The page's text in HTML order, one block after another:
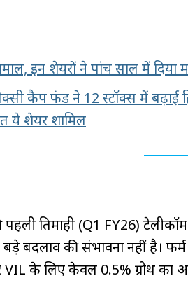
इन शेयरों ने पांच साल में दिया
कैप फंड ने 12 स्टॉक्स में बढ़ाई
ये शेयर शामिल
पहली तिमाही (Q1 FY26)
बड़े बदलाव की संभावना नहीं है।
VIL के लिए केवल 0.5% ग्रोथ का